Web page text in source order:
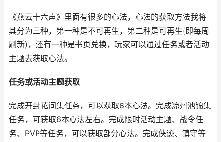
《燕云十六声》里面有很多的心法，心法的获取方法我将
其分为三种，第一种是不可再生，第二种是可再生(即每周
刷新)，还有一种是书页兑换，玩家可以通过任务或者活动
主题去获取心法。
任务或活动主题获取
完成开封花间集任务，可以获取6本心法。完成凉州池锦集
任务，可获取6本心法左右。完成限时活动主题、战令任
务、PVP等任务，可以获取部分心法。完成侠迹、镇守等